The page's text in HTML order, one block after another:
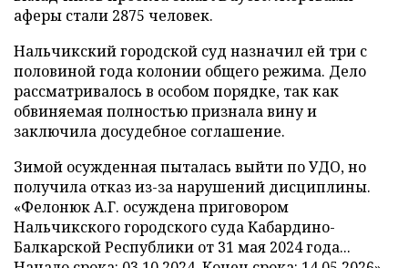
аферы стали 2875 человек.
Нальчикский городской суд назначил ей три с
половиной года колонии общего режима. Дело
рассматривалось в особом порядке, так как
обвиняемая полностью признала вину и
заключила досудебное соглашение.
Зимой осужденная пыталась выйти по УДО, но
получила отказ из-за нарушений дисциплины.
«Фелонюк А.Г. осуждена приговором
Нальчикского городского суда Кабардино-
Балкарской Республики от 31 мая 2024 года...